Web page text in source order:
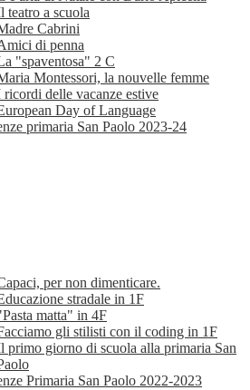
teatro a scuola
Cabrini
di penna
"spaventosa" 2 C
Montessori, la nouvelle femme
ricordi delle vacanze estive
Day of Language
primaria San Paolo 2023-24
per non dimenticare.
stradale in 1F
matta" in 4F
gli stilisti con il coding in 1F
primo giorno di scuola alla primaria San
Primaria San Paolo 2022-2023